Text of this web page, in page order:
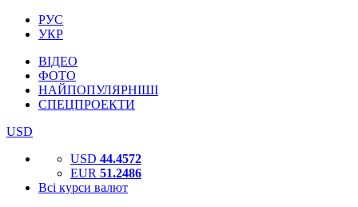
РУС
УКР
ВІДЕО
ФОТО
НАЙПОПУЛЯРНІШІ
СПЕЦПРОЕКТИ
USD
USD 44.4572
EUR 51.2486
Всі курси валют